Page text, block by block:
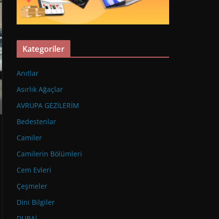
Kategoriler
Anıtlar
Asırlık Ağaçlar
AVRUPA GEZİLERİM
Bedestenlar
Camiler
Camilerin Bölümleri
Cem Evleri
Çeşmeler
Dini Bilgiler